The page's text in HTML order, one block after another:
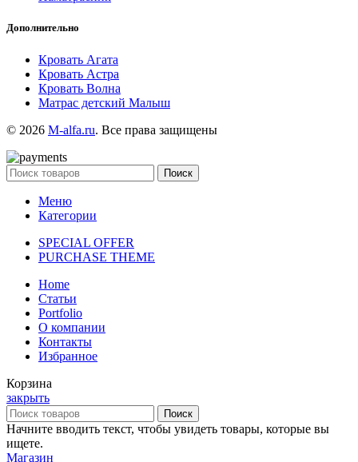
Дополнительно
Кровать Агата
Кровать Астра
Кровать Волна
Матрас детский Малыш
© 2026 M-alfa.ru. Все права защищены
Поиск
Меню
Категории
SPECIAL OFFER
PURCHASE THEME
Home
Статьи
Portfolio
О компании
Контакты
Избранное
Корзина
закрыть
Поиск
Начните вводить текст, чтобы увидеть товары, которые вы
ищете.
Магазин